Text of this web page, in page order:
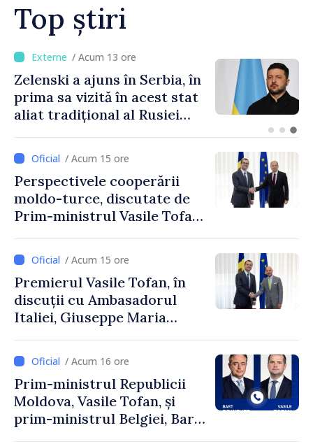
Top știri
/ Acum 8 minute
METEO // Sâmbătă cu ploi,
duminică cu soare: până la
35 de grade în weekend
/ Acum 15 ore
Perspectivele cooperării
moldo-turce, discutate de
Prim-ministrul Vasile Tofan
Uygar Mustafa Sertel
/ Acum 15 ore
Premierul Vasile Tofan, în
discuții cu Ambasadorul
Italiei, Giuseppe Maria
/ Acum 16 ore
Prim-ministrul Republicii
Moldova, Vasile Tofan, și
prim-ministrul Belgiei, Bart